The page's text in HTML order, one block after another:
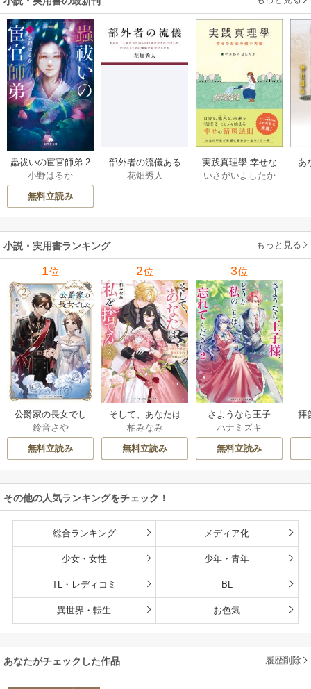
蟲祓いの宦官師弟 2
巻
小野はるか
無料立読み
部外者の流儀ある
日、三木たかしの5
したか 1巻
花畑秀人
実践真理學 幸せな
お金の使い方編 1巻
いさがいよしたか
あ
小説・実用書ランキング もっと見る
1位
公爵家の長女でし
た
鈴音さや
無料立読み
2位
そして、あなたは
私を捨てる
柏みなみ
無料立読み
3位
さようなら王子
様、どうか私のこ
とは忘れてくださ
い
ハナミズキ
無料立読み
拝
その他の人気ランキングをチェック！
総合ランキング メディア化
少女・女性 少年・青年
TL・レディコミ BL
異世界・転生 お色気
あなたがチェックした作品 履歴削除